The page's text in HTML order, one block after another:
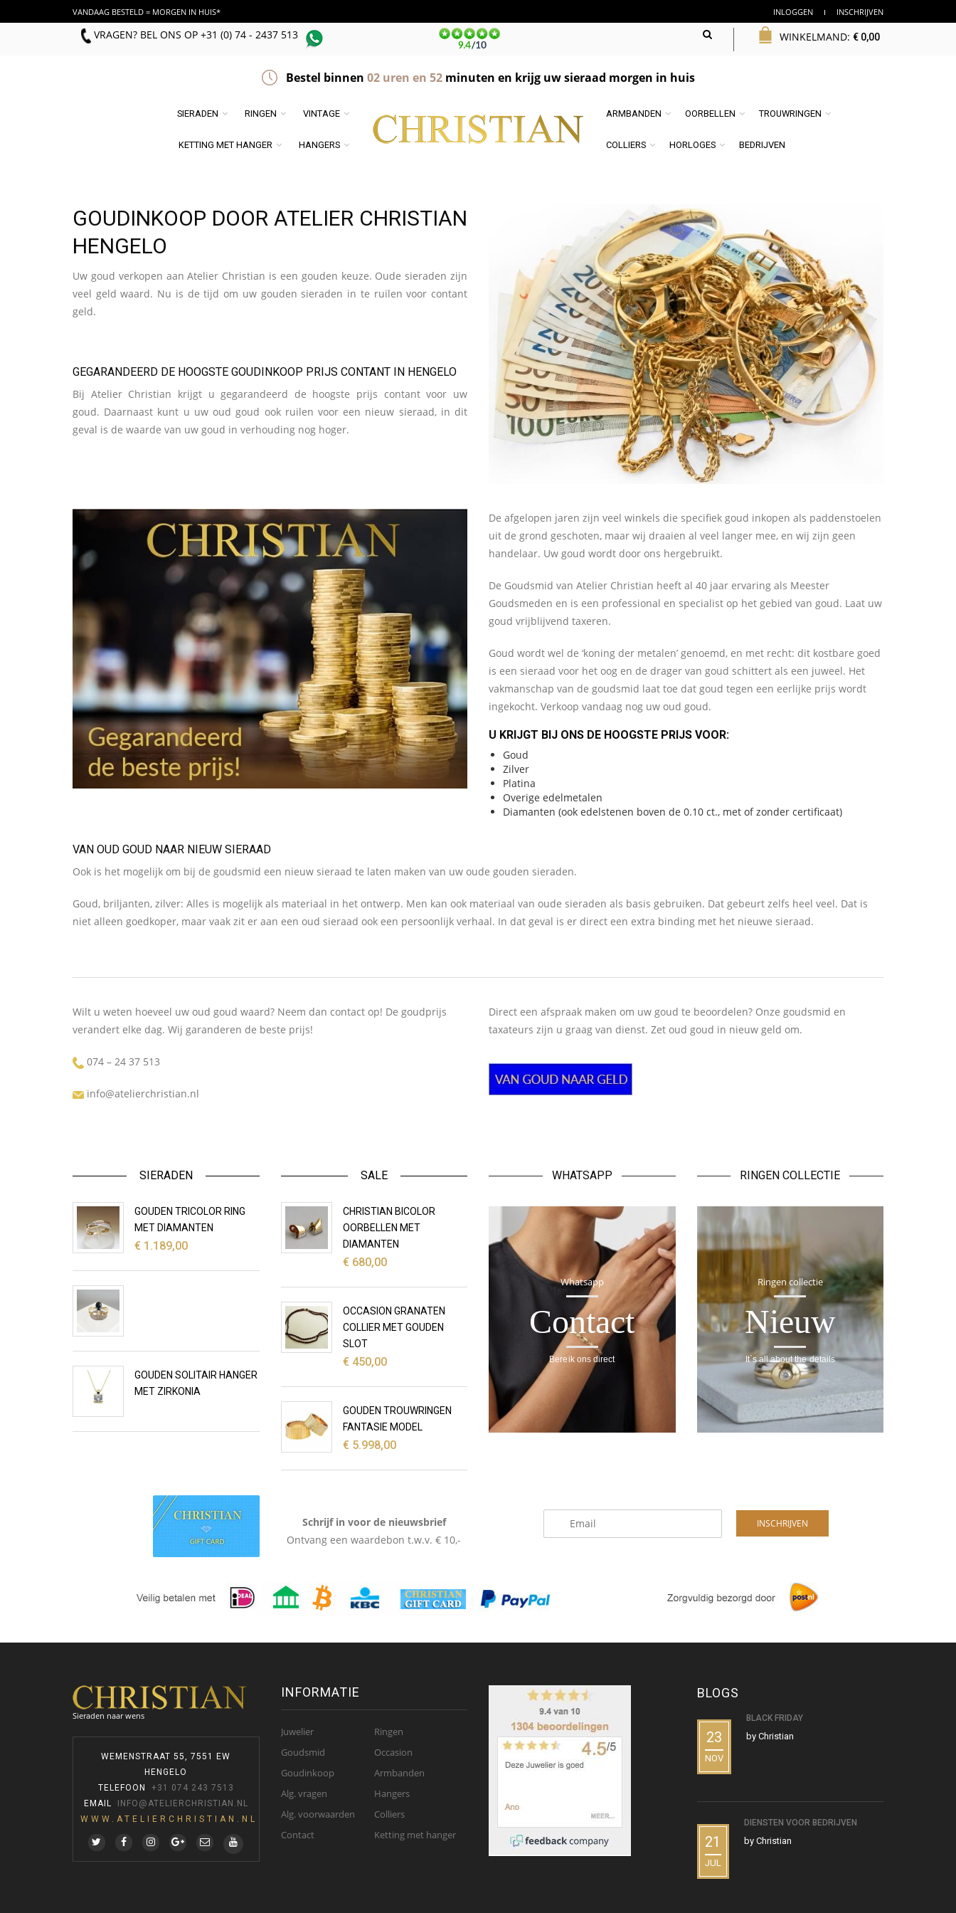
VANDAAG BESTELD = MORGEN IN HUIS* INLOGGEN INSCHRIJVEN
VRAGEN? BEL ONS OP +31 (0) 74 - 2437 513 WINKELMAND: € 0,00
Bestel binnen 02uren en 52minuten en krijg uw sieraad morgen in huis
SIERADEN RINGEN VINTAGE
KETTING MET HANGER HANGERS
ARMBANDEN OORBELLEN TROUWRINGEN
COLLIERS HORLOGES BEDRIJVEN
GOUDINKOOP DOOR ATELIER CHRISTIAN
HENGELO
Uw goud verkopen aan Atelier Christian is een gouden keuze. Oude sieraden zijn
veel geld waard. Nu is de tijd om uw gouden sieraden in te ruilen voor contant
geld.
GEGARANDEERD DE HOOGSTE GOUDINKOOP PRIJS CONTANT IN HENGELO
Bij Atelier Christian krijgt u gegarandeerd de hoogste prijs contant voor uw
goud. Daarnaast kunt u uw oud goud ook ruilen voor een nieuw sieraad, in dit
geval is de waarde van uw goud in verhouding nog hoger.
De afgelopen jaren zijn veel winkels die specifiek goud inkopen als paddenstoelen
uit de grond geschoten, maar wij draaien al veel langer mee, en wij zijn geen
handelaar. Uw goud wordt door ons hergebruikt.
De Goudsmid van Atelier Christian heeft al 40 jaar ervaring als Meester
Goudsmeden en is een professional en specialist op het gebied van goud. Laat uw
goud vrijblijvend taxeren.
Goud wordt wel de ‘koning der metalen’ genoemd, en met recht: dit kostbare goed
is een sieraad voor het oog en de drager van goud schittert als een juweel. Het
vakmanschap van de goudsmid laat toe dat goud tegen een eerlijke prijs wordt
ingekocht. Verkoop vandaag nog uw oud goud.
U KRIJGT BIJ ONS DE HOOGSTE PRIJS VOOR:
Goud
Zilver
Platina
Overige edelmetalen
Diamanten (ook edelstenen boven de 0.10 ct., met of zonder certificaat)
VAN OUD GOUD NAAR NIEUW SIERAAD
Ook is het mogelijk om bij de goudsmid een nieuw sieraad te laten maken van uw oude gouden sieraden.
Goud, briljanten, zilver: Alles is mogelijk als materiaal in het ontwerp. Men kan ook materiaal van oude sieraden als basis gebruiken. Dat gebeurt zelfs heel veel. Dat is
niet alleen goedkoper, maar vaak zit er aan een oud sieraad ook een persoonlijk verhaal. In dat geval is er direct een extra binding met het nieuwe sieraad.
Wilt u weten hoeveel uw oud goud waard? Neem dan contact op! De goudprijs
verandert elke dag. Wij garanderen de beste prijs!
074 – 24 37 513
info@atelierchristian.nl
Direct een afspraak maken om uw goud te beoordelen? Onze goudsmid en
taxateurs zijn u graag van dienst. Zet oud goud in nieuw geld om.
SIERADEN
GOUDEN TRICOLOR RING
MET DIAMANTEN
€ 1.189,00
GOUDEN SOLITAIR HANGER
MET ZIRKONIA
SALE
CHRISTIAN BICOLOR
OORBELLEN MET
DIAMANTEN
€680,00
OCCASION GRANATEN
COLLIER MET GOUDEN
SLOT
€450,00
GOUDEN TROUWRINGEN
FANTASIE MODEL
€5.998,00
WHATSAPP
Whatsapp
Contact
Bereik ons direct
RINGEN COLLECTIE
Ringen collectie
Nieuw
It`s all about the details
Schrijf in voor de nieuwsbrief
Ontvang een waardebon t.w.v. € 10,-
Sieraden naar wens
WEMENSTRAAT 55, 7551 EW
HENGELO
TELEFOON : +31 074 243 7513
EMAIL:
INFO@ATELIERCHRISTIAN.NL
WWW.ATELIERCHRISTIAN.NL
INFORMATIE
Juwelier
Goudsmid
Goudinkoop
Alg. vragen
Alg. voorwaarden
Contact
Ringen
Occasion
Armbanden
Hangers
Colliers
Ketting met hanger
BLOGS
23
NOV
BLACK FRIDAY
by Christian
21
JUL
DIENSTEN VOOR BEDRIJVEN
by Christian